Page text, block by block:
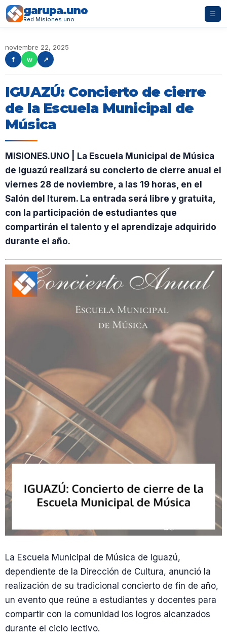
garupa.uno
Red Misiones.uno
☰
noviembre 22, 2025
f
w ↗
IGUAZÚ: Concierto de cierre
de la Escuela Municipal de
Música
MISIONES.UNO | La Escuela Municipal de Música
de Iguazú realizará su concierto de cierre anual el
viernes 28 de noviembre, a las 19 horas, en el
Salón del Iturem. La entrada será libre y gratuita,
con la participación de estudiantes que
compartirán el talento y el aprendizaje adquirido
durante el año.
La Escuela Municipal de Música de Iguazú,
dependiente de la Dirección de Cultura, anunció la
realización de su tradicional concierto de fin de año,
un evento que reúne a estudiantes y docentes para
compartir con la comunidad los logros alcanzados
durante el ciclo lectivo.